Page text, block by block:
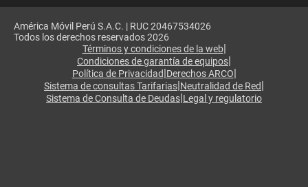
América Móvil Perú S.A.C. | RUC 20467534026
Todos los derechos reservados 2026
Términos y condiciones de la web|
Condiciones de garantía de equipos|
Política de Privacidad|Derechos ARCO|
Sistema de consultas Tarifarias|Neutralidad de Red|
Sistema de Consulta de Deudas|Legal y regulatorio